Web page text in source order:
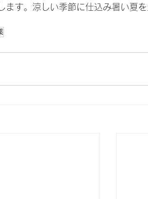
ます。涼しい季節に仕込み暑い夏